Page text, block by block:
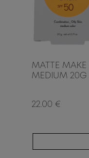
MATTE MAKE
MEDIUM 20G
22.00 €